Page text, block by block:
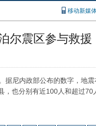
移动新媒
尔震区参与救援
据尼内政部公布的数字，地
也分别有近100人和超过